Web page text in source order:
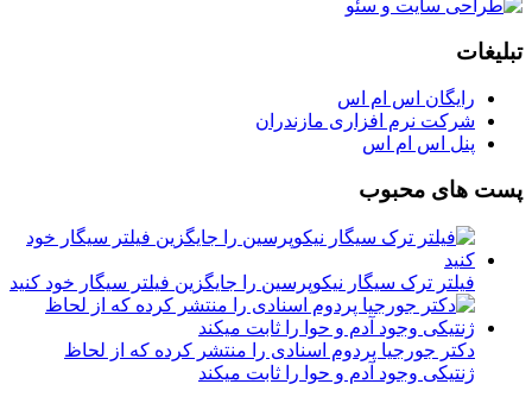
تبلیغات
رایگان اس ام اس
شرکت نرم افزاری مازندران
پنل اس ام اس
پست های محبوب
فیلتر ترک سیگار نیکوپرسین را جایگزین فیلتر سیگار خود کنید
دکتر جورجیا پردوم اسنادی را منتشر کرده که از لحاظ
ژنتیکی وجود آدم و حوا را ثابت میکند